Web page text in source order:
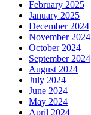
February 2025
January 2025
December 2024
November 2024
October 2024
September 2024
August 2024
July 2024
June 2024
May 2024
April 2024